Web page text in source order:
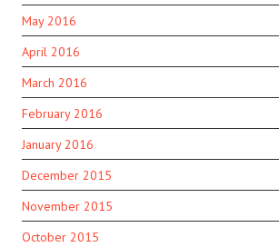
May 2016
April 2016
March 2016
February 2016
January 2016
December 2015
November 2015
October 2015